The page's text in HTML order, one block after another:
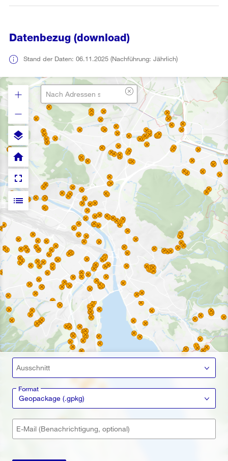
Datenbezug (download)
Stand der Daten: 06.11.2025 (Nachführung: Jährlich)
layers
fullscreen
home
list
Ausschnitt
Format
Geopackage (.gpkg)
E-Mail (Benachrichtigung, optional)